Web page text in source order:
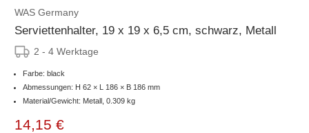
WAS Germany
Serviettenhalter, 19 x 19 x 6,5 cm, schwarz, Metall
2 - 4 Werktage
Farbe: black
Abmessungen: H 62 × L 186 × B 186 mm
Material/Gewicht: Metall, 0.309 kg
14,15 €